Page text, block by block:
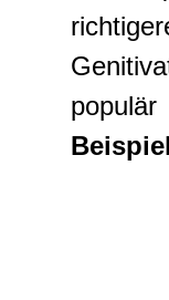
populär